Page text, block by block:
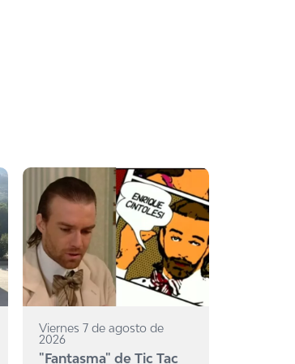
Viernes 7 de agosto de
2026
"Fantasma" de Tic Tac